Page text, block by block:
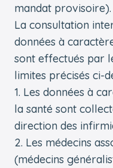
mandat provisoire).
La consultation
données à
sont effectués par
limites précisés ci-
Les données à
la santé sont
direction des
Les médecins
(médecins